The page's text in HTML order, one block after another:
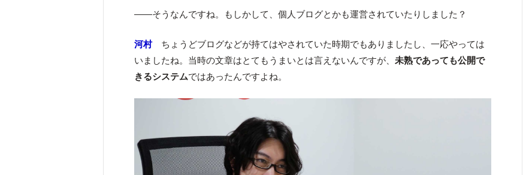
――そうなんですね。もしかして、個人ブログとかも運営されていたりしました？
河村ちょうどブログなどが持てはやされていた時期でもありましたし、一応やっては
いましたね。当時の文章はとてもうまいとは言えないんですが、未熟であっても公開で
きるシステムではあったんですよね。